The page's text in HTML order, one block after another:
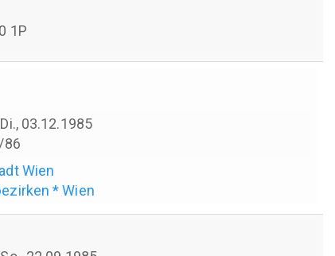
1P
Di., 03.12.1985
86
Wien
* Wien